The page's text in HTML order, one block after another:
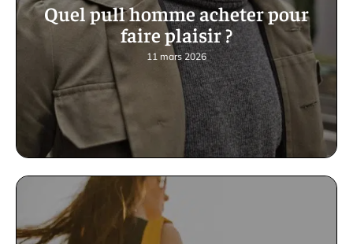
Quel pull homme acheter pour
faire plaisir ?
11 mars 2026